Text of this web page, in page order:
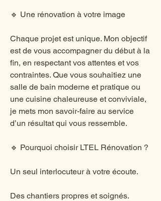
🔹 Une rénovation à votre image
Chaque projet est unique. Mon objectif
est de vous accompagner du début à la
fin, en respectant vos attentes et vos
contraintes. Que vous souhaitiez une
salle de bain moderne et pratique ou
une cuisine chaleureuse et conviviale,
je mets mon savoir-faire au service
d’un résultat qui vous ressemble.
🔹 Pourquoi choisir LTEL Rénovation ?
Un seul interlocuteur à votre écoute.
Des chantiers propres et soignés.